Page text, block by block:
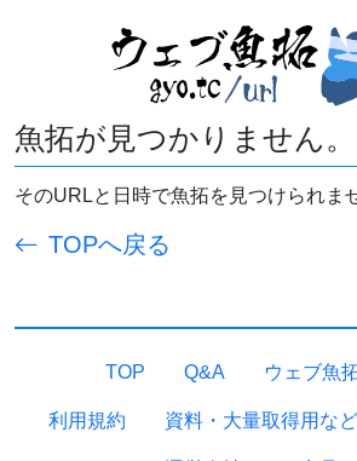
魚拓が見つかりません。
そのURLと日時で魚拓を見つけられま
TOPへ戻る
TOP Q&A ウェブ魚
利用規約 資料・大量取得用な